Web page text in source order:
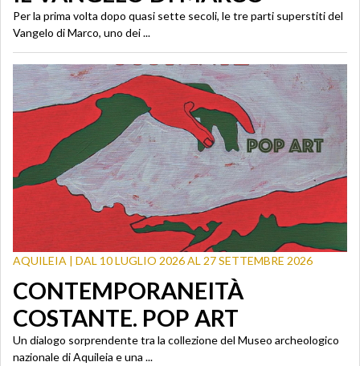
Per la prima volta dopo quasi sette secoli, le tre parti superstiti del
Vangelo di Marco, uno dei ...
AQUILEIA | DAL 10 LUGLIO 2026 AL 27 SETTEMBRE 2026
CONTEMPORANEITÀ
COSTANTE. POP ART
Un dialogo sorprendente tra la collezione del Museo archeologico
nazionale di Aquileia e una ...